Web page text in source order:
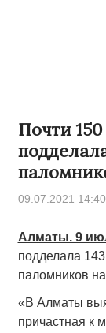
Почти
09.07.2021 14:40
Алматы. 9
подделала
паломников
«В Алматы
причастная к